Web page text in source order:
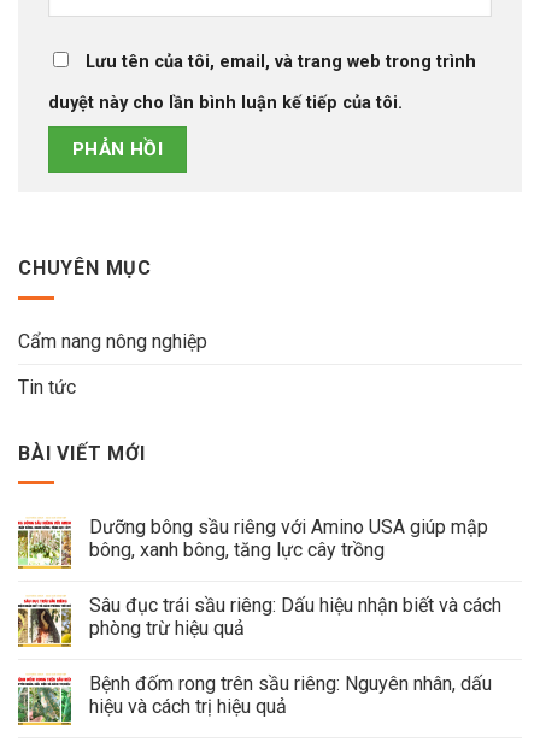
Lưu tên của tôi, email, và trang web trong trình
duyệt này cho lần bình luận kế tiếp của tôi.
CHUYÊN MỤC
Cẩm nang nông nghiệp
Tin tức
BÀI VIẾT MỚI
Dưỡng bông sầu riêng với Amino USA giúp mập
bông, xanh bông, tăng lực cây trồng
Sâu đục trái sầu riêng: Dấu hiệu nhận biết và cách
phòng trừ hiệu quả
Bệnh đốm rong trên sầu riêng: Nguyên nhân, dấu
hiệu và cách trị hiệu quả